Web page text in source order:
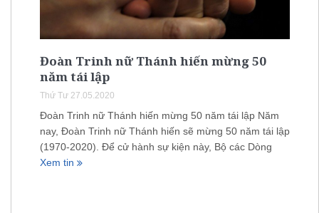
Đoàn Trinh nữ Thánh hiến mừng 50
năm tái lập
Thứ Tư 27.05.2020
Đoàn Trinh nữ Thánh hiến mừng 50 năm tái lập Năm
nay, Đoàn Trinh nữ Thánh hiến sẽ mừng 50 năm tái lập
(1970-2020). Để cử hành sự kiện này, Bộ các Dòng
Xem tin